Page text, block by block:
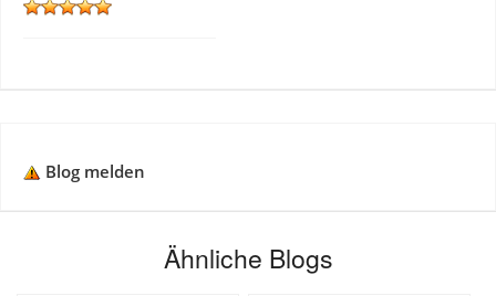
Blog melden
Ähnliche Blogs